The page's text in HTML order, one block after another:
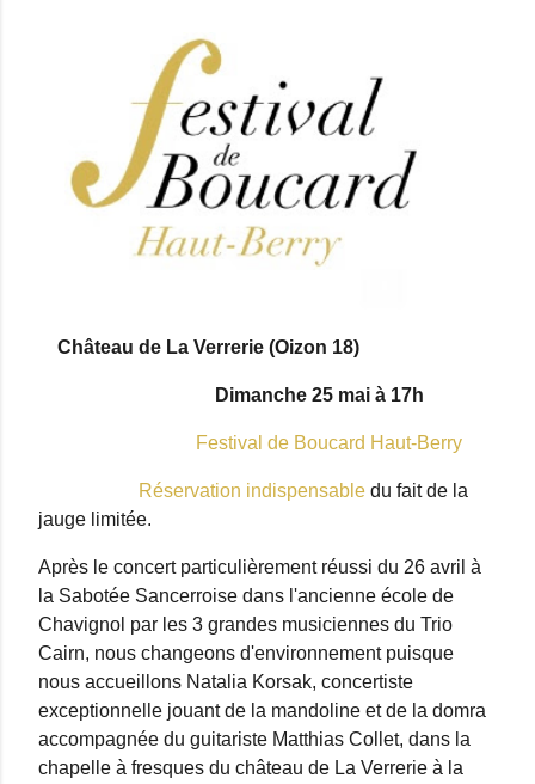
Château de La Verrerie (Oizon 18)
Dimanche 25 mai à 17h
Festival de Boucard Haut-Berry
Réservation indispensable du fait de la
jauge limitée.
Après le concert particulièrement réussi du 26 avril à
la Sabotée Sancerroise dans l'ancienne école de
Chavignol par les 3 grandes musiciennes du Trio
Cairn, nous changeons d'environnement puisque
nous accueillons Natalia Korsak, concertiste
exceptionnelle jouant de la mandoline et de la domra
accompagnée du guitariste Matthias Collet, dans la
chapelle à fresques du château de La Verrerie à la